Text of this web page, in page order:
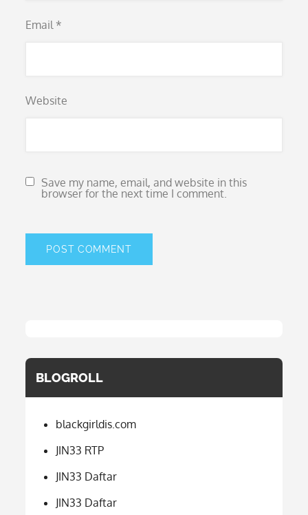
Email *
Website
Save my name, email, and website in this
browser for the next time I comment.
BLOGROLL
blackgirldis.com
JIN33 RTP
JIN33 Daftar
JIN33 Daftar